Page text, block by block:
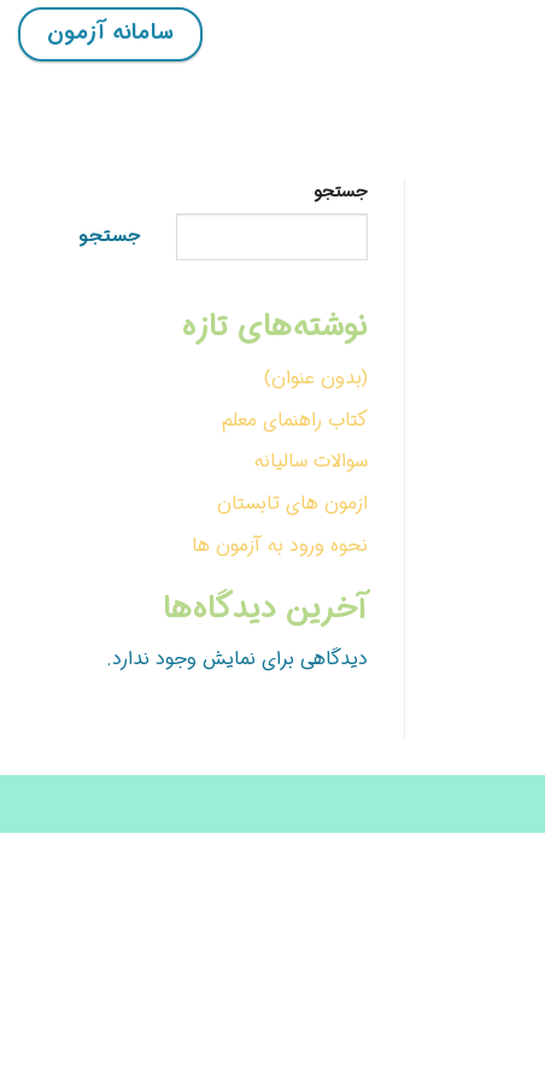
سامانه آزمون
جستجو
جستجو
نوشته‌های تازه
(بدون عنوان)
کتاب راهنمای معلم
سوالات سالیانه
ازمون های تابستان
نحوه ورود به آزمون ها
آخرین دیدگاه‌ها
دیدگاهی برای نمایش وجود ندارد.